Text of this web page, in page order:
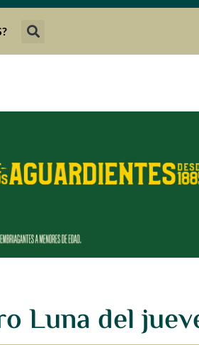
Luna del